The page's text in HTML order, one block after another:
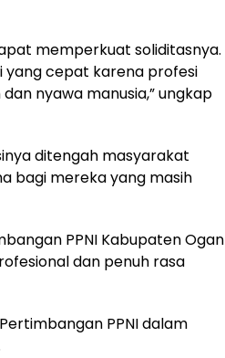
memperkuat soliditasnya.
yang cepat karena profesi
nyawa manusia,” ungkap
ditengah masyarakat
bagi mereka yang masih
PPNI Kabupaten Ogan
dan penuh rasa
PPNI dalam